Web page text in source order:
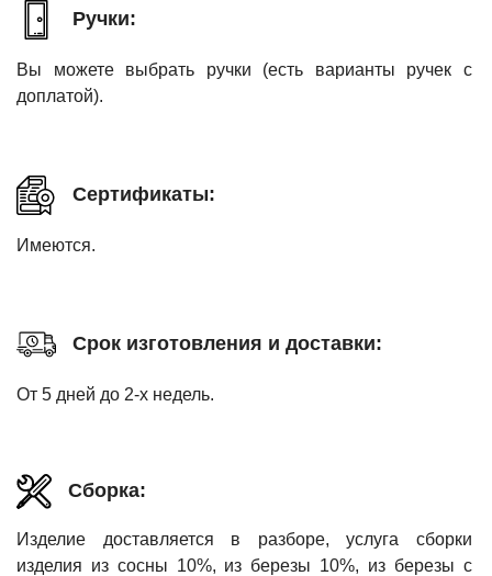
Ручки:
Вы можете выбрать ручки (есть варианты ручек с
доплатой).
Сертификаты:
Имеются.
Срок изготовления и доставки:
От 5 дней до 2-х недель.
Сборка:
Изделие доставляется в разборе, услуга сборки
изделия из сосны 10%, из березы 10%, из березы с